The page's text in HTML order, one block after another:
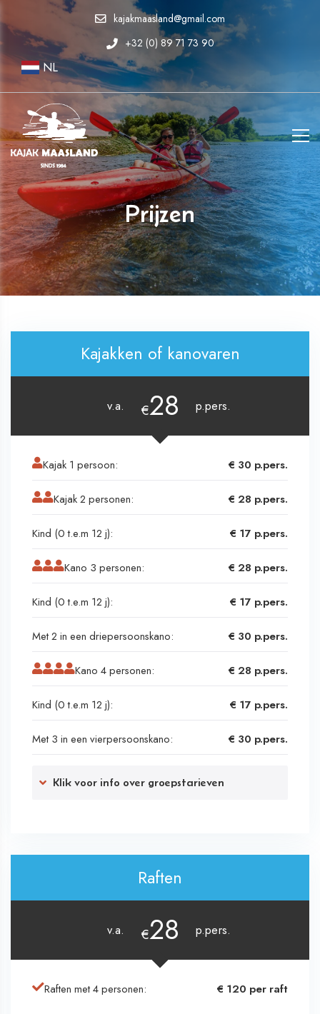
kajakmaasland@gmail.com
+32 (0) 89 71 73 90
NL
Prijzen
Kajakken of kanovaren
v.a. €28 p.pers.
Kajak 1 persoon: € 30 p.pers.
Kajak 2 personen: € 28 p.pers.
Kind (0 t.e.m 12 j): € 17 p.pers.
Kano 3 personen: € 28 p.pers.
Kind (0 t.e.m 12 j): € 17 p.pers.
Met 2 in een driepersoonskano: € 30 p.pers.
Kano 4 personen: € 28 p.pers.
Kind (0 t.e.m 12 j): € 17 p.pers.
Met 3 in een vierpersoonskano: € 30 p.pers.
Klik voor info over groepstarieven
Raften
v.a. €28 p.pers.
Raften met 4 personen: € 120 per raft